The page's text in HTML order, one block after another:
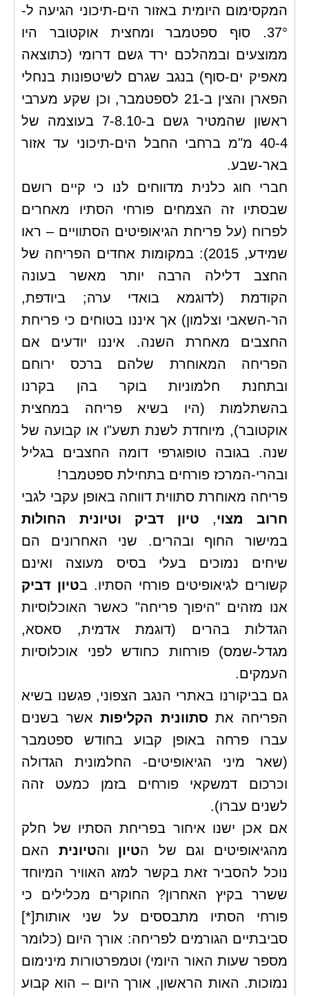
המקסימום היומית באזור הים-תיכוני הגיעה ל-
37°. סוף ספטמבר ומחצית אוקטובר היו
ממוצעים ובמהלכם ירד גשם דרומי (כתוצאה
מאפיק ים-סוף) בנגב שגרם לשיטפונות בנחלי
הפארן והצין ב-21 לספטמבר, וכן שקע מערבי
ראשון שהמטיר גשם ב-7-8.10 בעוצמה של
40-4 מ"מ ברחבי החבל הים-תיכוני עד אזור
באר-שבע.
חברי חוג כלנית מדווחים לנו כי קיים רושם
שבסתיו זה הצמחים פורחי הסתיו מאחרים
לפרוח (על פריחת הגיאופיטים הסתוויים – ראו
שמידע, 2015
): במקומות אחדים הפריחה של
החצב דלילה הרבה יותר מאשר בעונה
הקודמת (לדוגמא בואדי ערה; ביודפת,
הר-השאבי וצלמון) אך איננו בטוחים כי פריחת
החצבים מאחרת השנה. איננו יודעים אם
הפריחה המאוחרת שלהם ברכס ירוחם
ובתחנת חלמוניות בוקר בהן בקרנו
בהשתלמות (היו בשיא פריחה במחצית
אוקטובר), מיוחדת לשנת תשע"ו או קבועה של
שנה. בגובה טופוגרפי דומה החצבים בגליל
ובהרי-המרכז פורחים בתחילת ספטמבר!
פריחה מאוחרת סתווית דווחה באופן עקבי לגבי
חרוב מצוי, טיון דביק וטיונית החולות
במישור החוף ובהרים. שני האחרונים הם
שיחים נמוכים בעלי בסיס מעוצה ואינם
קשורים לגיאופיטים פורחי הסתיו. בטיון דביק
אנו מזהים "היפוך פריחה" כאשר האוכלוסיות
הגדלות בהרים (דוגמת אדמית, סאסא,
מגדל-שמס) פורחות כחודש לפני אוכלוסיות
העמקים.
גם בביקורנו באתרי הנגב הצפוני, פגשנו בשיא
הפריחה את סתוונית הקליפותאשר בשנים
עברו פרחה באופן קבוע בחודש ספטמבר
(שאר מיני הגיאופיטים- החלמונית הגדולה
וכרכום דמשקאי פורחים בזמן כמעט זהה
לשנים עברו).
אם אכן ישנו איחור בפריחת הסתיו של חלק
מהגיאופיטים וגם של הטיון והטיונית האם
נוכל להסביר זאת בקשר למזג האוויר המיוחד
ששרר בקיץ האחרון? החוקרים מכלילים כי
פורחי הסתיו מתבססים על שני אותות[*]
סביבתיים הגורמים לפריחה: אורך היום (כלומר
מספר שעות האור היומי) וטמפרטורות מינימום
נמוכות. האות הראשון, אורך היום – הוא קבוע